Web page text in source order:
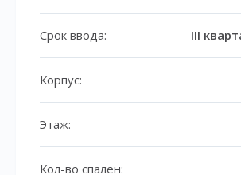
Срок ввода: III
Корпус:
Этаж:
Кол-во спален: